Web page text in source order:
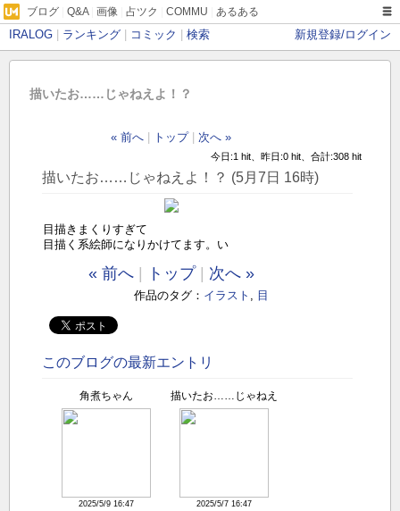
ブログ Q&A| 画像 占ツク COMMU あるある
IRALOG ランキング コミック 検索 新規登録/ログイン
描いたお……じゃねえよ！？
« 前へ トップ 次へ »
今日:1 hit、昨日:0 hit、合計:308 hit
描いたお……じゃねえよ！？ (5月7日 16時)
目描きまくりすぎて
目描く系絵師になりかけてます。い
« 前へ トップ 次へ »
作品のタグ： イラスト , 目
このブログの最新エントリ
角煮ちゃん
2025/5/9 16:47
描いたお……じゃねえ
2025/5/7 16:47